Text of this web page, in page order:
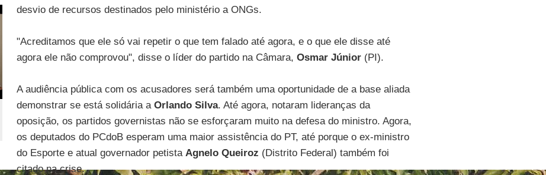
desvio de recursos destinados pelo ministério a ONGs.
"Acreditamos que ele só vai repetir o que tem falado até agora, e o que ele disse até
agora ele não comprovou", disse o líder do partido na Câmara, Osmar Júnior (PI).
A audiência pública com os acusadores será também uma oportunidade de a base aliada
demonstrar se está solidária a Orlando Silva. Até agora, notaram lideranças da
oposição, os partidos governistas não se esforçaram muito na defesa do ministro. Agora,
os deputados do PCdoB esperam uma maior assistência do PT, até porque o ex-ministro
do Esporte e atual governador petista Agnelo Queiroz (Distrito Federal) também foi
citado na crise.